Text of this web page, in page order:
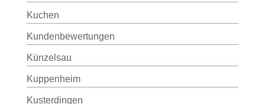
Kuchen
Kundenbewertungen
Künzelsau
Kuppenheim
Kusterdingen